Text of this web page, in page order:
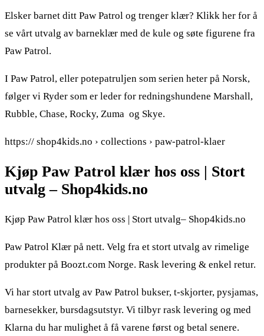
Elsker barnet ditt Paw Patrol og trenger klær? Klikk her for å
se vårt utvalg av barneklær med de kule og søte figurene fra
Paw Patrol.
I Paw Patrol, eller potepatruljen som serien heter på Norsk,
følger vi Ryder som er leder for redningshundene Marshall,
Rubble, Chase, Rocky, Zuma og Skye.
https:// shop4kids.no › collections › paw-patrol-klaer
Kjøp Paw Patrol klær hos oss | Stort
utvalg – Shop4kids.no
Kjøp Paw Patrol klær hos oss | Stort utvalg– Shop4kids.no
Paw Patrol Klær på nett. Velg fra et stort utvalg av rimelige
produkter på Boozt.com Norge. Rask levering & enkel retur.
Vi har stort utvalg av Paw Patrol bukser, t-skjorter, pysjamas,
barnesekker, bursdagsutstyr. Vi tilbyr rask levering og med
Klarna du har mulighet å få varene først og betal senere.